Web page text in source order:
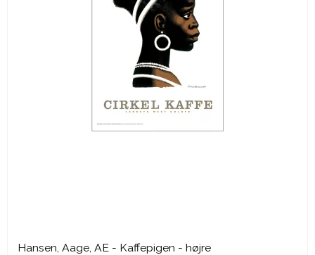
Hansen, Aage, AE - Kaffepigen - højre